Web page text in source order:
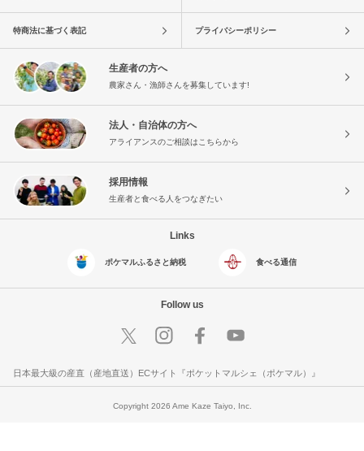
特商法に基づく表記 プライバシーポリシー
生産者の方へ
農家さん・漁師さんを募集しています!
法人・自治体の方へ
アライアンスのご相談はこちらから
採用情報
生産者と食べる人をつなぎたい
Links
ポケマルふるさと納税 食べる通信
Follow us
日本最大級の産直（産地直送）ECサイト『ポケットマルシェ（ポケマル）』
Copyright 2026 Ame Kaze Taiyo, Inc.